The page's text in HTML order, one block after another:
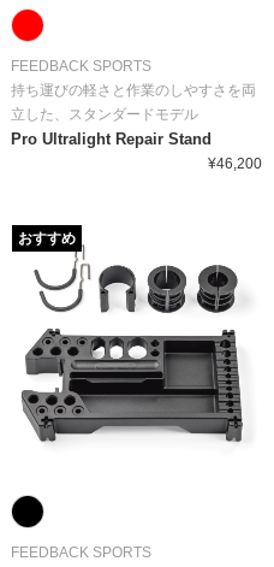
FEEDBACK SPORTS
持ち運びの軽さと作業のしやすさを両
立した、スタンダードモデル
Pro Ultralight Repair Stand
¥46,200
FEEDBACK SPORTS
おすすめ